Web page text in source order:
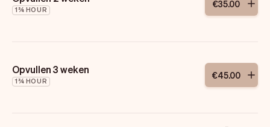
1¾ HOUR
€35.00
Opvullen 3 weken
1¾ HOUR
€45.00